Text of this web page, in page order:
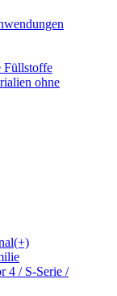
Füllstoffe
ohne
4 / S-Serie /